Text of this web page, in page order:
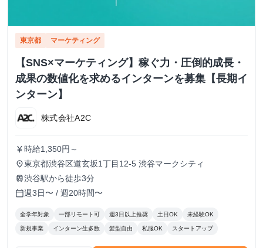
東京都 マーケティング
【SNS×マーケティング】稼ぐ力・圧倒的成長・
成果の数値化を求めるインターンを募集【長期イ
ンターン】
株式会社A2C
currency_yen 時給1,350円～
place東京都渋谷区道玄坂1丁目12-5 渋谷マークシティ
train渋谷駅から徒歩3分
calendar_today週3日〜 / 週20時間〜
全学年対象 一部リモート可 週3日以上推奨 土日OK 未経験OK
新規事業 インターン生多数 髪型自由 私服OK スタートアップ